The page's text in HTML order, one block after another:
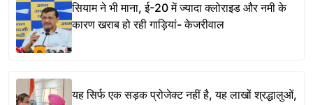
सियाम ने भी माना, ई-20 में ज्यादा क्लोराइड और नमी के
कारण खराब हो रही गाड़ियां- केजरीवाल
यह सिर्फ एक सड़क प्रोजेक्ट नहीं है, यह लाखों श्रद्धालुओं,